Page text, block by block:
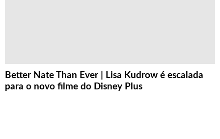
Better Nate Than Ever | Lisa Kudrow é escalada
para o novo filme do Disney Plus